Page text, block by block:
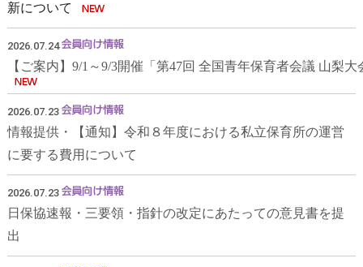
新について
2026.07.24
【ご案内】9/1～9/3開催「第47回 全国青年保育者会議 山梨
2026.07.23
情報提供・【通知】令和８年度における私立保育所の運営
に要する費用について
2026.07.23
日保協速報・三要領・指針の改定にあたっての意見書を提
出